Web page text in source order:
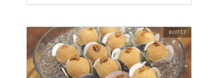
BUFFET